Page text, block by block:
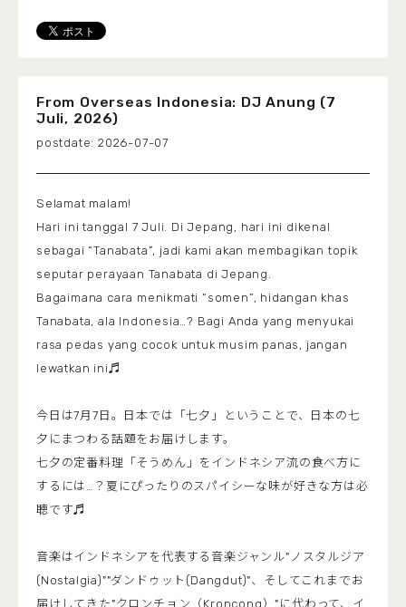
From Overseas Indonesia: DJ Anung (7
Juli, 2026)
2026-07-07
Selamat malam!
Hari ini tanggal 7 Juli. Di Jepang, hari ini dikenal
sebagai “Tanabata”, jadi kami akan membagikan topik
seputar perayaan Tanabata di Jepang.
Bagaimana cara menikmati “somen”, hidangan khas
Tanabata, ala Indonesia…? Bagi Anda yang menyukai
rasa pedas yang cocok untuk musim panas, jangan
lewatkan ini♬
今日は7月7日。日本では「七夕」ということで、日本の七
夕にまつわる話題をお届けします。
七夕の定番料理「そうめん」をインドネシア流の食べ方に
するには…？夏にぴったりのスパイシーな味が好きな方は必
聴です♬
音楽はインドネシアを代表する音楽ジャンル"ノスタルジア
(Nostalgia)""ダンドゥット(Dangdut)"、そしてこれまでお
届けしてきた"クロンチョン（Kroncong）"に代わって、イ